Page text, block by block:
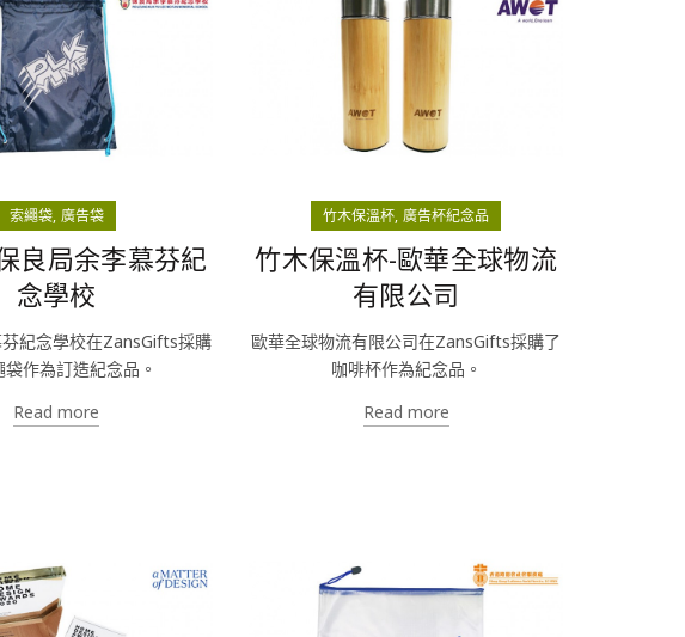
索繩袋 廣告袋
良局余李慕芬紀
念學校
紀念學校在ZansGifts採購
袋作為訂造紀念品。
Read more
竹木保溫杯 廣告杯紀念品
竹木保溫杯-歐華全球物流
有限公司
歐華全球物流有限公司在ZansGifts採購了
咖啡杯作為紀念品。
Read more